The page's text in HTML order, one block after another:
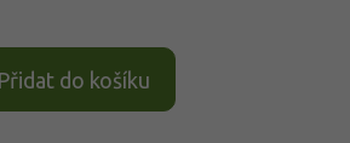
Přidat do košíku